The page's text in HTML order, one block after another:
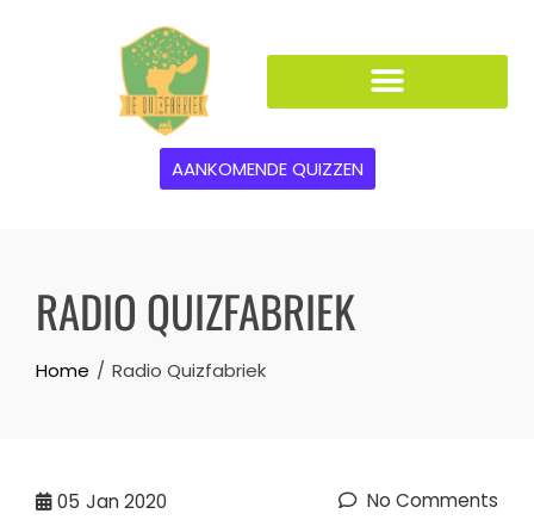
AANKOMENDE QUIZZEN
RADIO QUIZFABRIEK
Home Radio Quizfabriek
05 Jan 2020 No Comments